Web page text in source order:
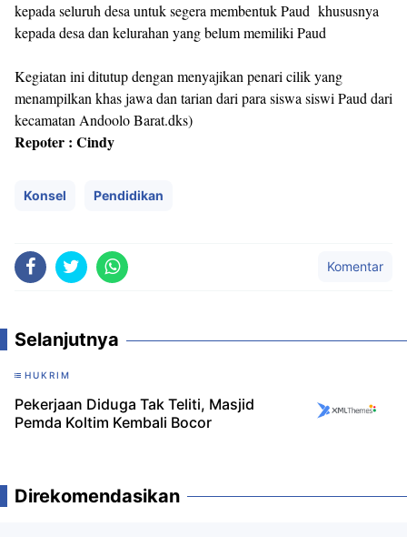
kepada seluruh desa untuk segera membentuk Paud khususnya
kepada desa dan kelurahan yang belum memiliki Paud
Kegiatan ini ditutup dengan menyajikan penari cilik yang
menampilkan khas jawa dan tarian dari para siswa siswi Paud dari
kecamatan Andoolo Barat.dks)
Repoter : Cindy
Konsel Pendidikan
Komentar
Selanjutnya
HUKRIM
Pekerjaan Diduga Tak Teliti, Masjid
Pemda Koltim Kembali Bocor
Direkomendasikan